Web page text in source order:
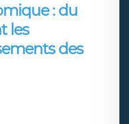
: du
les
des